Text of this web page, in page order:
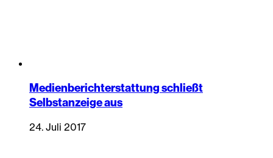
Medienberichterstattung schließt
Selbstanzeige aus
24. Juli 2017